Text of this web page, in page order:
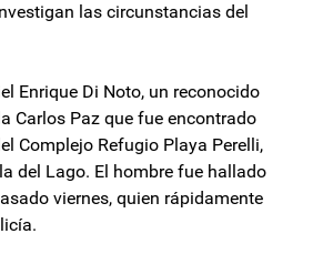
las circunstancias del
Enrique Di Noto, un reconocido
Carlos Paz que fue encontrado
Complejo Refugio Playa Perelli,
del Lago. El hombre fue hallado
viernes, quien rápidamente